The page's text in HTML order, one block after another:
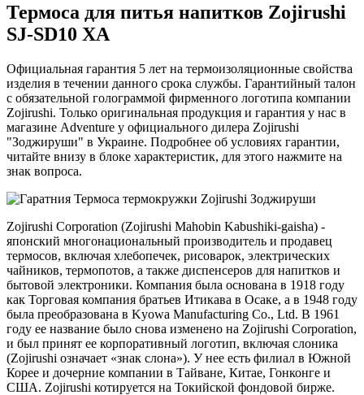
Термоса для питья напитков Zojirushi
SJ-SD10 ХA
Официальная гарантия 5 лет на термоизоляционные свойства
изделия в течении данного срока службы. Гарантийный талон
с обязательной голограммой фирменного логотипа компании
Zojirushi. Только оригинальная продукция и гарантия у нас в
магазине Adventure у официального дилера Zojirushi
"Зоджируши" в Украине. Подробнее об условиях гарантии,
читайте внизу в блоке характеристик, для этого нажмите на
знак вопроса.
Zojirushi Corporation (Zojirushi Mahobin Kabushiki-gaisha) -
японский многонациональный производитель и продавец
термосов, включая хлебопечек, рисоварок, электрических
чайников, термопотов, а также диспенсеров для напитков и
бытовой электроники. Компания была основана в 1918 году
как Торговая компания братьев Итикава в Осаке, а в 1948 году
была преобразована в Kyowa Manufacturing Co., Ltd. В 1961
году ее название было снова изменено на Zojirushi Corporation,
и был принят ее корпоративный логотип, включая слоника
(Zojirushi означает «знак слона»). У нее есть филиал в Южной
Корее и дочерние компании в Тайване, Китае, Гонконге и
США. Zojirushi котируется на Токийской фондовой бирже.